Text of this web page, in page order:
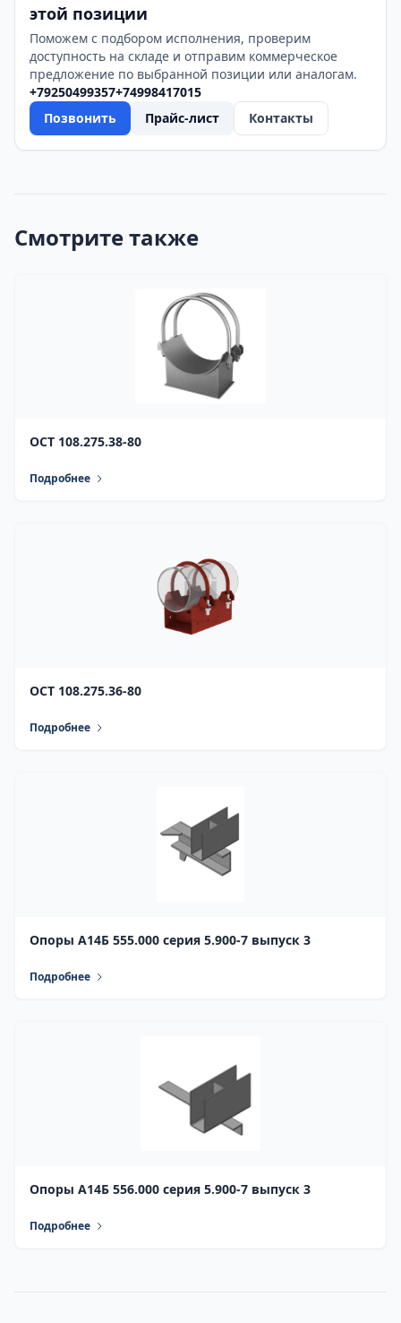
этой позиции
Поможем с подбором исполнения, проверим
доступность на складе и отправим коммерческое
предложение по выбранной позиции или аналогам.
+79250499357+74998417015
Позвонить
Прайс-лист Контакты
Смотрите также
ОСТ 108.275.38-80
Подробнее
ОСТ 108.275.36-80
Подробнее
Опоры А14Б 555.000 серия 5.900-7 выпуск 3
Подробнее
Опоры А14Б 556.000 серия 5.900-7 выпуск 3
Подробнее